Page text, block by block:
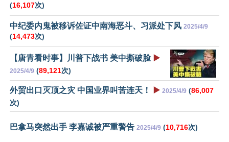
(16,107次)
中纪委内鬼被移诉佐证中南海恶斗、习派处下风 2025/4/9
(14,473次)
【唐青看时事】川普下战书 美中撕破脸 ▶️
2025/4/9 (89,121次)
外贸出口灭顶之灾 中国业界叫苦连天！ ▶️ 2025/4/9 (86,007
次)
巴拿马突然出手 李嘉诚被严重警告 2025/4/9 (10,716次)